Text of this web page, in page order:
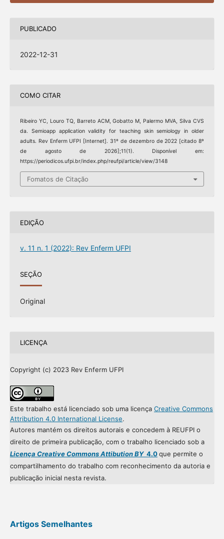
PUBLICADO
2022-12-31
COMO CITAR
Ribeiro YC, Louro TQ, Barreto ACM, Gobatto M, Palermo MVA, Silva CVS
da. Semioapp application validity for teaching skin semiology in older
adults. Rev Enferm UFPI [Internet]. 31º de dezembro de 2022 [citado 8º
de agosto de 2026];11(1). Disponível em:
https://periodicos.ufpi.br/index.php/reufpi/article/view/3148
Fomatos de Citação
EDIÇÃO
v. 11 n. 1 (2022): Rev Enferm UFPI
SEÇÃO
Original
LICENÇA
Copyright (c) 2023 Rev Enferm UFPI
Este trabalho está licenciado sob uma licença Creative Commons
Attribution 4.0 International License.
Autores mantém os direitos autorais e concedem à REUFPI o
direito de primeira publicação, com o trabalho licenciado sob a
Licença Creative Commons Attibution BY4.0que permite o
compartilhamento do trabalho com reconhecimento da autoria e
publicação inicial nesta revista.
Artigos Semelhantes